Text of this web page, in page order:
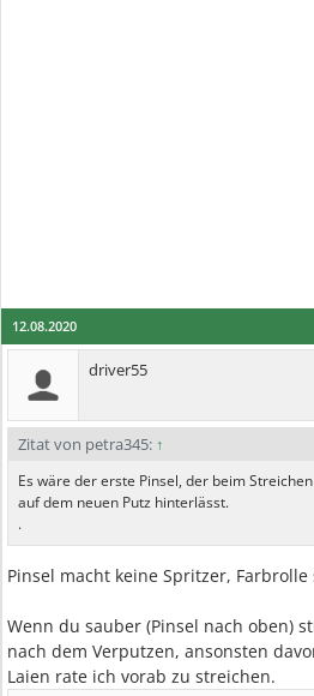
12.08.2020
driver55
Zitat von petra345: ↑
Es wäre der erste Pinsel, der beim
auf dem neuen Putz hinterlässt.
.
Pinsel macht keine Spritzer, Farbrolle
Wenn du sauber (Pinsel nach oben)
nach dem Verputzen, ansonsten
Laien rate ich vorab zu streichen.